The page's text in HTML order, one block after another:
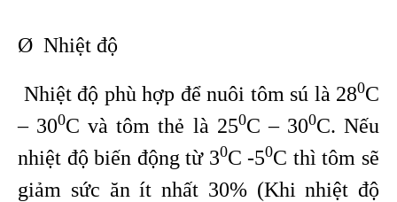
Ø Nhiệt độ
Nhiệt độ phù hợp để nuôi tôm sú là 280C
– 300C và tôm thẻ là 250C – 300C. Nếu
nhiệt độ biến động từ 30C -50C thì tôm sẽ
giảm sức ăn ít nhất 30% (Khi nhiệt độ